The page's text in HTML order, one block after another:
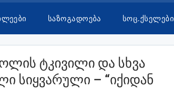
Საზოგადოება Სოც.ქსელები
Ტკივილი Და Სხვა
Სიყვარული – “იქიდან